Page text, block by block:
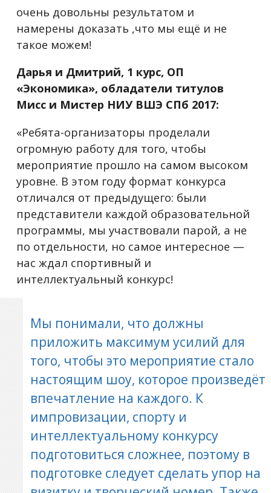
очень довольны результатом и
намерены доказать ,что мы ещё и не
такое можем!
Дарья и Дмитрий, 1 курс, ОП
«Экономика», обладатели титулов
Мисс и Мистер НИУ ВШЭ СПб 2017:
«Ребята-организаторы проделали
огромную работу для того, чтобы
мероприятие прошло на самом высоком
уровне. В этом году формат конкурса
отличался от предыдущего: были
представители каждой образовательной
программы, мы участвовали парой, а не
по отдельности, но самое интересное —
нас ждал спортивный и
интеллектуальный конкурс!
Мы понимали, что должны
приложить максимум усилий для
того, чтобы это мероприятие стало
настоящим шоу, которое произведёт
впечатление на каждого. К
импровизации, спорту и
интеллектуальному конкурсу
подготовиться сложнее, поэтому в
подготовке следует сделать упор на